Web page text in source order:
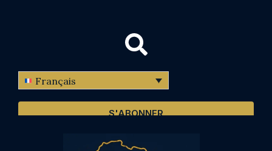
Français
S'ABONNER